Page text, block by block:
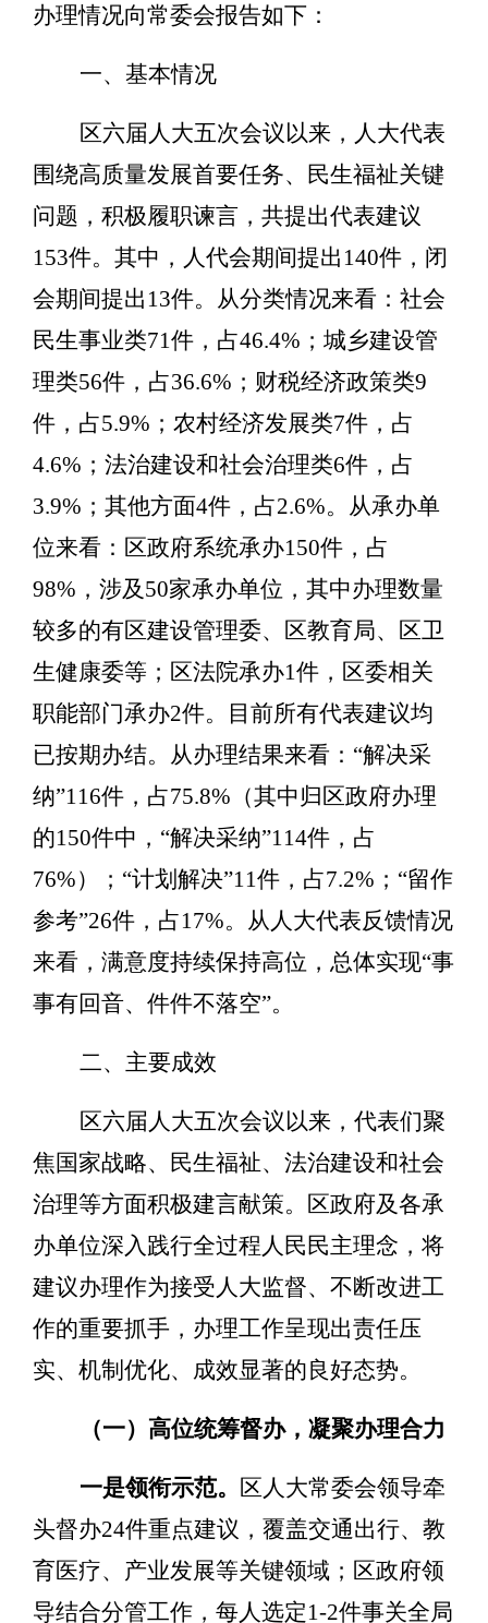
办理情况向常委会报告如下：
一、基本情况
区六届人大五次会议以来，人大代表
围绕高质量发展首要任务、
民生福祉关键
问题 ，积极履职谏言，共提出代表建议
153件。其中，人代会期间提出 140件，闭
会期间提出 13件。从分类情况来看：社会
民生事业类71件，占46.4% ；城乡建设管
理类56件，占36.6% ；财税经济政策类9
件，占5.9% ；农村经济发展类7件，占
4.6% ；法治建设和社会治理类6件，占
3.9% ；其他方面4件，占2.6%。从承办单
位来看：区政府系统承办150件，占
98% ，涉及 50家承办单位，其中办理数量
较多的有区建设管理委、 区教育局、 区卫
生健康委等； 区法院承办1件，区委相关
职能部门承办2件。
目前所有代表建议均
已按期办结。从办理结果来看： “解决采
纳”11 6件，占75.8% （其中归区政府办理
的150件中， “解决采纳”114件 ，占
76%） ； “计划解决”11件，占7.2% ； “留作
参考”26件，占1 7%。从人大代表反馈情况
来看，满意度持续保持高位，总体实现“事
事有回音、件件不落空”。
二、主要成效
区六届人大五次会议以来，代表们聚
焦国家战略、民生福祉、法治建设和社会
治理等方面积极建言献策。区政府及各承
办单位深入践行全过程人民民主理念，将
建议办理作为接受人大监督、不断改进工
作的重要抓手，办理工作呈现出责任压
实、机制优化、成效显著的良好态势。
（一）高位统筹督办，凝聚办理合力
一是领衔示范。 区人大常委会领导牵
头督办24件重点建议，覆盖交通出行、教
育医疗、产业发展等关键领域；区政府领
导结合分管工作，每人选定1-2件事关全局